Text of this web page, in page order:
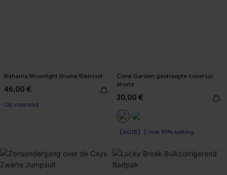
Bahama Moonlight Bruine Bikiniset
46,00 €
Op voorraad
Coral Garden gestreepte cover-up
shorts
30,00 €
【AG18】2 met 10% korting